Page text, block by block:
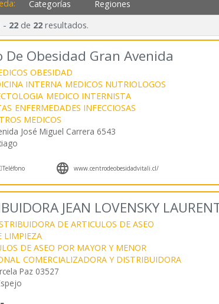
Categorías Regiones
- 22de 22resultados.
De Obesidad Gran Avenida
OBESIDAD
INTERNA MEDICOS NUTRIOLOGOS
MEDICO INTERNISTA
ENFERMEDADES INFECCIOSAS
MEDICOS
José Miguel Carrera 6543
Teléfono  www.centrodeobesidadvitali.cl/
JEAN LOVENSKY
DE ARTICULOS DE ASEO
LIMPIEZA
DE ASEO POR MAYOR Y MENOR
COMERCIALIZADORA Y DISTRIBUIDORA
Paz 03527